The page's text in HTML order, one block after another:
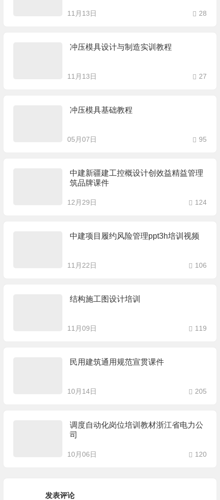
11月13日 28
冲压模具设计与制造实训教程
11月13日 27
冲压模具基础教程
05月07日 95
中建新疆建工控概设计创效益精益管理
筑品牌课件
12月29日 124
中建项目履约风险管理ppt3h培训视频
11月22日 106
结构施工图设计培训
11月09日 119
民用建筑通用规范宣贯课件
10月14日 205
调度自动化岗位培训教材浙江省电力公
司
10月06日 120
发表评论